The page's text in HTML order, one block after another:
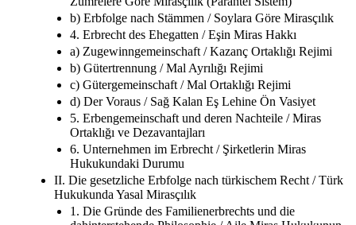
b) Erbfolge nach Stämmen / Soylara Göre Mirasçılık
4. Erbrecht des Ehegatten / Eşin Miras Hakkı
a) Zugewinngemeinschaft / Kazanç Ortaklığı Rejimi
b) Gütertrennung / Mal Ayrılığı Rejimi
c) Gütergemeinschaft / Mal Ortaklığı Rejimi
d) Der Voraus / Sağ Kalan Eş Lehine Ön Vasiyet
5. Erbengemeinschaft und deren Nachteile / Miras
Ortaklığı ve Dezavantajları
6. Unternehmen im Erbrecht / Şirketlerin Miras
Hukukundaki Durumu
II. Die gesetzliche Erbfolge nach türkischem Recht / Türk
Hukukunda Yasal Mirasçılık
1. Die Gründe des Familienerbrechts und die